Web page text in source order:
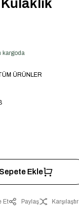
kargoda
ÜRÜNLER
Sepete Ekle
Et Paylaş Karşılaştır